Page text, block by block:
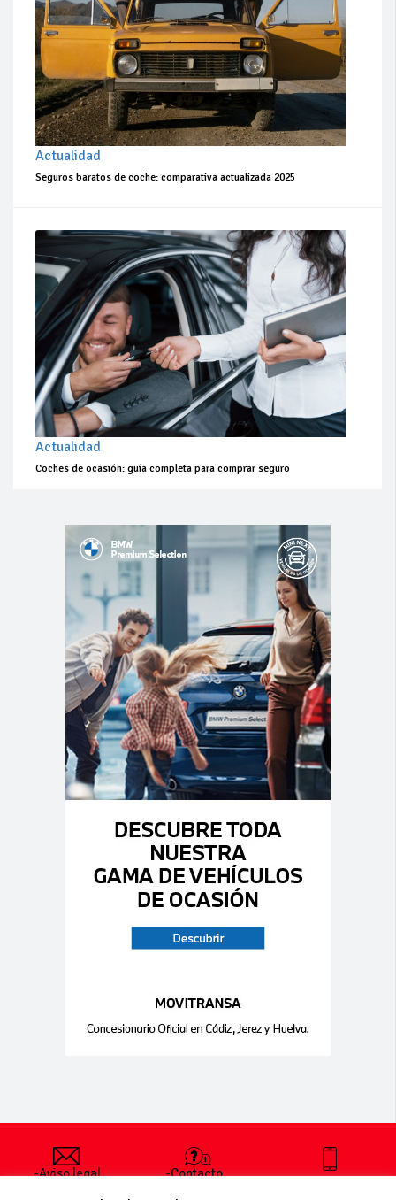
Actualidad
Seguros baratos de coche: comparativa actualizada 2025
Actualidad
Coches de ocasión: guía completa para comprar seguro
-Aviso legal
-Contacto
+34 627 35